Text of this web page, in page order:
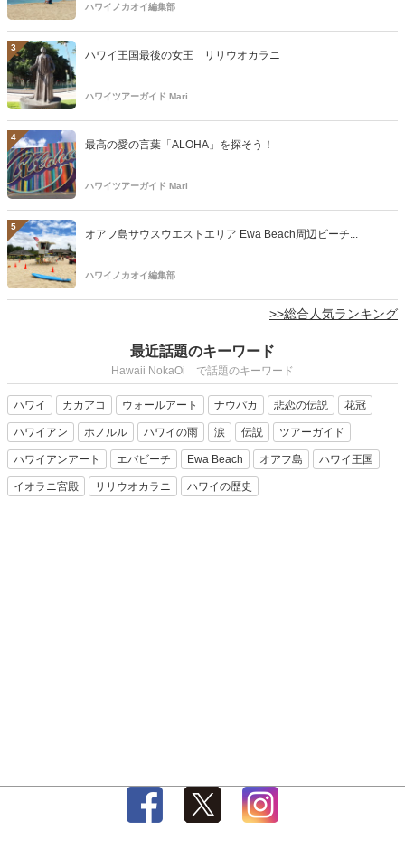
ハワイノカオイ編集部
3
ハワイ王国最後の女王 リリウオカラニ
ハワイツアーガイド Mari
4
最高の愛の言葉「ALOHA」を探そう！
ハワイツアーガイド Mari
5
オアフ島サウスウエストエリア Ewa Beach周辺ビーチ...
ハワイノカオイ編集部
>>総合人気ランキング
最近話題のキーワード
Hawaii NokaOi で話題のキーワード
ハワイ カカアコ ウォールアート ナウパカ 悲恋の伝説 花冠
ハワイアン ホノルル ハワイの雨 涙 伝説 ツアーガイド
ハワイアンアート エバビーチ Ewa Beach オアフ島 ハワイ王国
イオラニ宮殿 リリウオカラニ ハワイの歴史